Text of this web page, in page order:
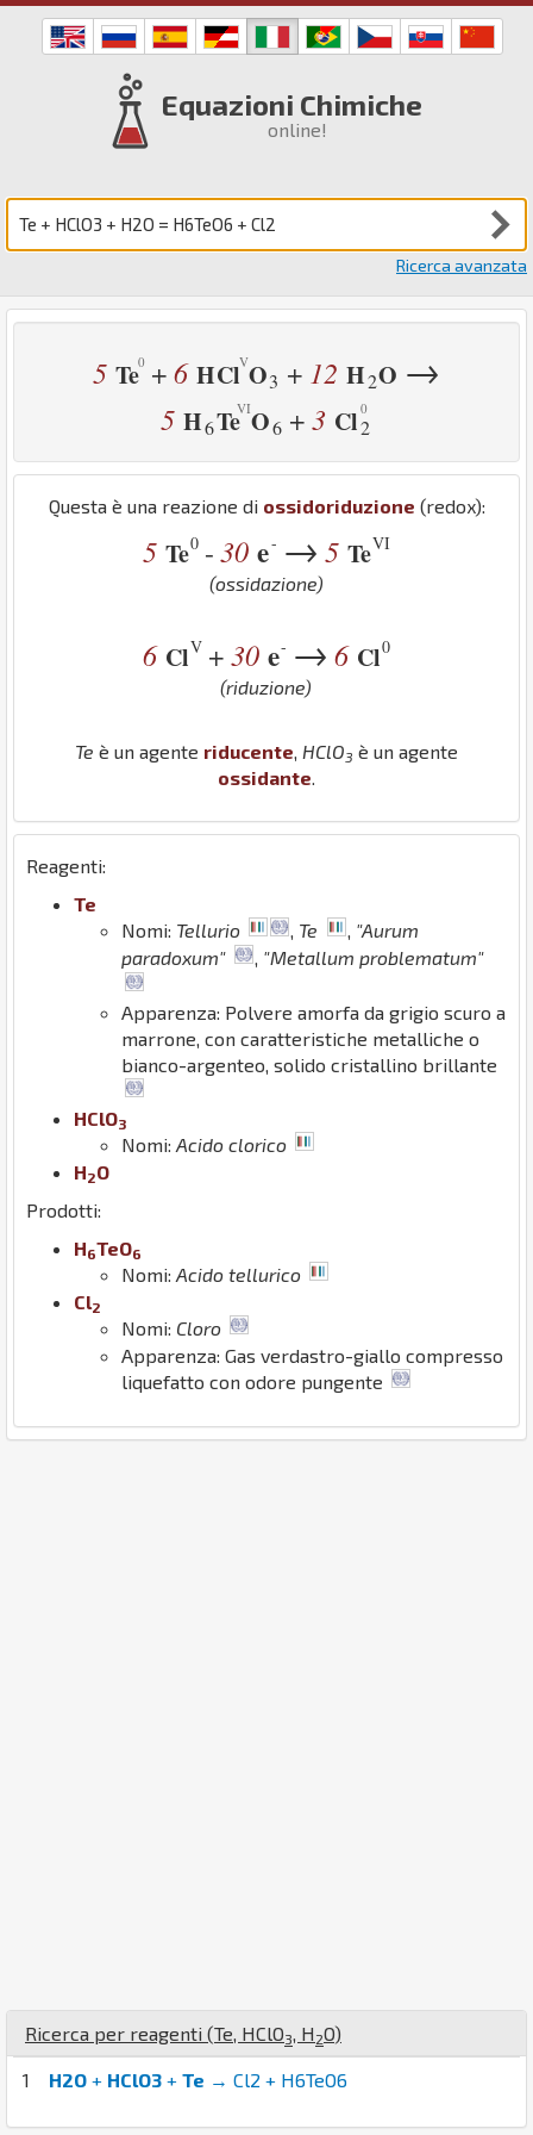
Equazioni Chimiche
online!
Ricerca avanzata
5 Te +6 HCl O3 + 12 H2O →
5 H6Te O6 +3 Cl2
Questa è una reazione di ossidoriduzione (redox):
5 Te0 - 30 e- → 5 TeVI
(ossidazione)
6 ClV +30 e- → 6 Cl0
(riduzione)
Te è un agente riducente HClO3 è un agente
ossidante
Reagenti:
Te
Nomi: Tellurio Te
"Aurum
paradoxum"
"Metallum problematum"
Apparenza: Polvere amorfa da grigio scuro a
marrone, con caratteristiche metalliche o
bianco-argenteo, solido cristallino brillante
HClO3
Nomi: Acido clorico
H2O
Prodotti:
H6TeO6
Nomi: Acido tellurico
Cl2
Nomi: Cloro
Apparenza: Gas verdastro-giallo compresso
liquefatto con odore pungente
Ricerca per reagenti (Te, HClO3, H 2O)
1 H2O + HClO3 + Te → Cl2 + H6TeO6